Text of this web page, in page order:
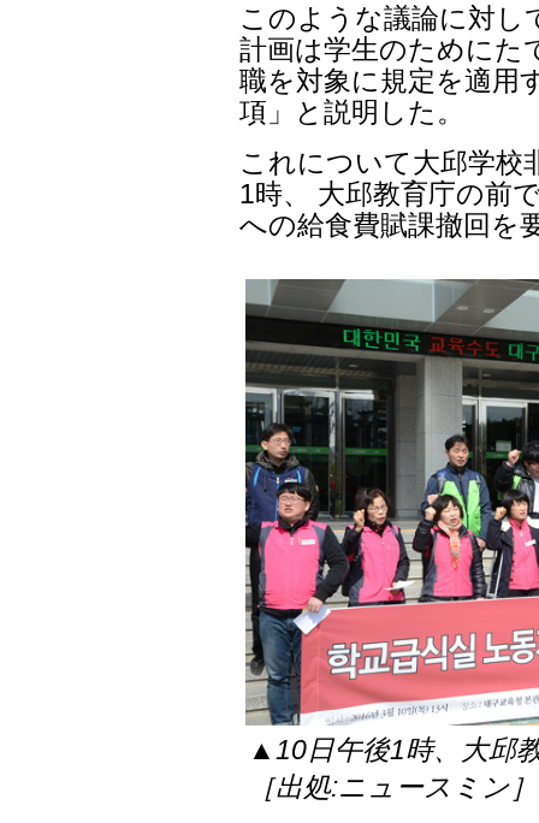
このような議論に対し
計画は学生のためにた
職を対象に規定を適用
項」と説明した。
これについて大邱学校
1時、 大邱教育庁の前
への給食費賦課撤回を
▲10日午後1時、大邱
［出処:ニュースミン］